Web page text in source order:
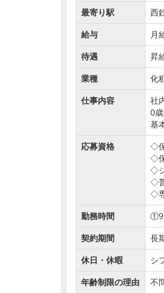
最寄り駅
西
給与
月
待遇
昇
業種
化
仕事内容
社
0
基
応募資格
◇
◇
◇
◇
◇
勤務時間
契約期間
長
休日・休暇
シ
年齢制限の理由
不